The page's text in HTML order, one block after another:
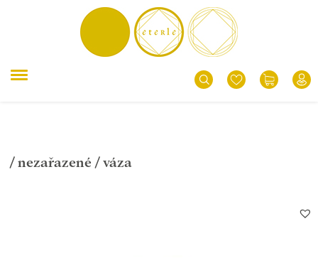
/ nezařazené / váza